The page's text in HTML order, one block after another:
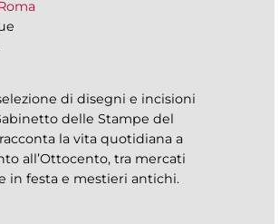
di disegni e incisioni
delle Stampe del
la vita quotidiana a
all’Ottocento, tra mercati
in festa e mestieri antichi.